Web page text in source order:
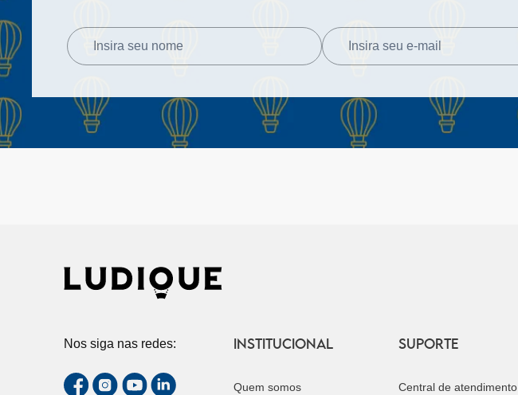
Nos siga nas redes: INSTITUCIONAL
Quem somos
SUPORTE
Central de atendimento